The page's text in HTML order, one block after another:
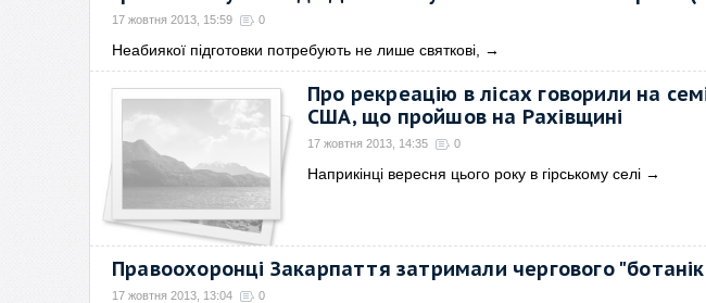
17 жовтня 2013, 15:59 0
Неабиякої підготовки потребують не лише святкові, →
Про рекреацію в лісах говорили на
США, що пройшов на Рахівщині
17 жовтня 2013, 14:35 0
Наприкінці вересня цього року в гірському селі →
Правоохоронці Закарпаття затримали чергового
17 жовтня 2013, 13:04 0